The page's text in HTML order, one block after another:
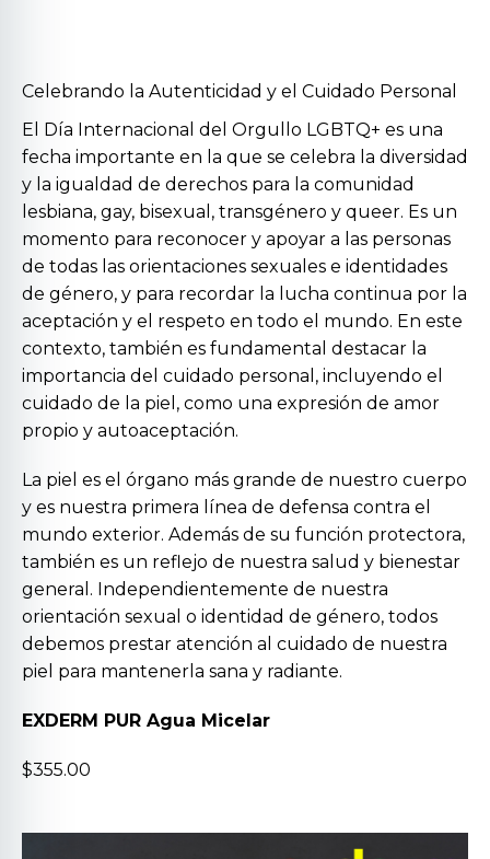
Celebrando la Autenticidad y el Cuidado Personal
El Día Internacional del Orgullo LGBTQ+ es una
fecha importante en la que se celebra la diversidad
y la igualdad de derechos para la comunidad
lesbiana, gay, bisexual, transgénero y queer. Es un
momento para reconocer y apoyar a las personas
de todas las orientaciones sexuales e identidades
de género, y para recordar la lucha continua por la
aceptación y el respeto en todo el mundo. En este
contexto, también es fundamental destacar la
importancia del cuidado personal, incluyendo el
cuidado de la piel, como una expresión de amor
propio y autoaceptación.
La piel es el órgano más grande de nuestro cuerpo
y es nuestra primera línea de defensa contra el
mundo exterior. Además de su función protectora,
también es un reflejo de nuestra salud y bienestar
general. Independientemente de nuestra
orientación sexual o identidad de género, todos
debemos prestar atención al cuidado de nuestra
piel para mantenerla sana y radiante.
EXDERM PUR Agua Micelar
$355.00